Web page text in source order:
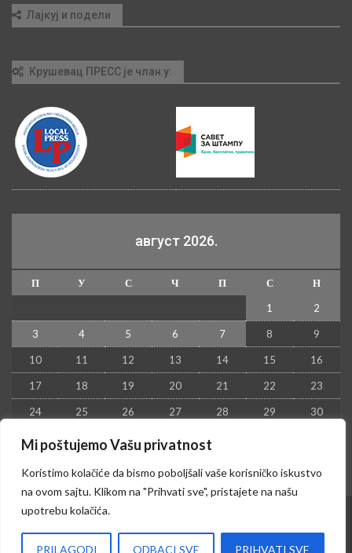
Mi poštujemo Vašu privatnost
Koristimo kolačiće da bismo poboljšali vaše korisničko iskustvo
na ovom sajtu. Klikom na "Prihvati sve", pristajete na našu
upotrebu kolačića.
PRILAGODI ODBACI SVE PRIHVATI SVE
Лајкуј и подели
Крушевац ПРЕСС је члан у:
август 2026.
П У С Ч П С
Н
1
2
3 4 5 6 7 8 9
10 11 12 13 14 15 16
17 18 19 20 21 22 23
24 25 26 27 28 29 30
31
Izrada sajta i hosting:Hosting-Srbija